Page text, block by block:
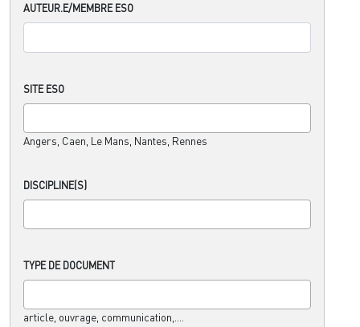
AUTEUR.E/MEMBRE ESO
SITE ESO
Angers, Caen, Le Mans, Nantes, Rennes
DISCIPLINE(S)
TYPE DE DOCUMENT
article, ouvrage, communication,....